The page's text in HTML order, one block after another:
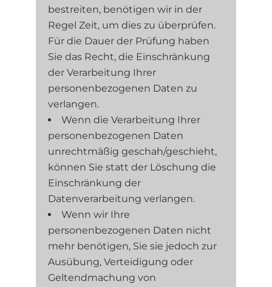
bestreiten, benötigen wir in der
Regel Zeit, um dies zu überprüfen.
Für die Dauer der Prüfung haben
Sie das Recht, die Einschränkung
der Verarbeitung Ihrer
personenbezogenen Daten zu
verlangen.
Wenn die Verarbeitung Ihrer
personenbezogenen Daten
unrechtmäßig geschah/geschieht,
können Sie statt der Löschung die
Einschränkung der
Datenverarbeitung verlangen.
Wenn wir Ihre
personenbezogenen Daten nicht
mehr benötigen, Sie sie jedoch zur
Ausübung, Verteidigung oder
Geltendmachung von